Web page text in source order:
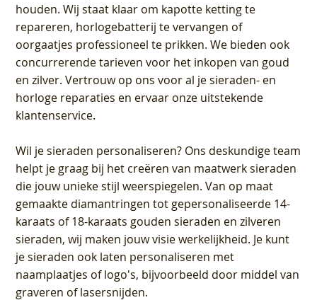
houden. Wij staat klaar om kapotte ketting te
repareren, horlogebatterij te vervangen of
oorgaatjes professioneel te prikken. We bieden ook
concurrerende tarieven voor het inkopen van goud
en zilver. Vertrouw op ons voor al je sieraden- en
horloge reparaties en ervaar onze uitstekende
klantenservice.
Wil je sieraden personaliseren? Ons deskundige team
helpt je graag bij het creëren van maatwerk sieraden
die jouw unieke stijl weerspiegelen. Van op maat
gemaakte diamantringen tot gepersonaliseerde 14-
karaats of 18-karaats gouden sieraden en zilveren
sieraden, wij maken jouw visie werkelijkheid. Je kunt
je sieraden ook laten personaliseren met
naamplaatjes of logo's, bijvoorbeeld door middel van
graveren of lasersnijden.